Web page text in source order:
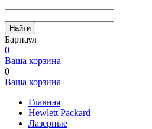
Найти
Барнаул
0
Ваша корзина
0
Ваша корзина
Главная
Hewlett Packard
Лазерные